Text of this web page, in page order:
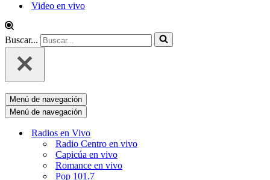
Video en vivo
Buscar...
Menú de navegación
Menú de navegación
Radios en Vivo
Radio Centro en vivo
Capicúa en vivo
Romance en vivo
Pop 101.7